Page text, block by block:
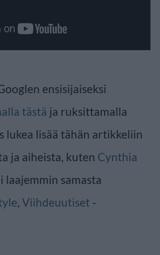
ensisijaiseksi
tästä ja ruksittamalla
lukea lisää tähän artikkeliin
ja aiheista, kuten Cynthia
laajemmin samasta
, Viihdeuutiset -